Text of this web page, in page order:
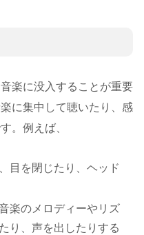
楽に没入することが重要
に集中して聴いたり、感
。例えば、
目を閉じたり、ヘッド
楽のメロディーやリズ
り、声を出したりする